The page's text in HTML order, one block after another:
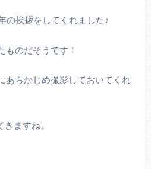
の挨拶をしてくれました♪
ものだそうです！
あらかじめ撮影しておいてくれ
ますね。